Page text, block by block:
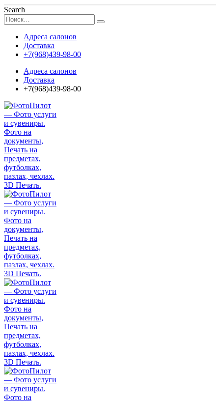
Search
Адреса салонов
Доставка
+7(968)439-98-00
Адреса салонов
Доставка
+7(968)439-98-00